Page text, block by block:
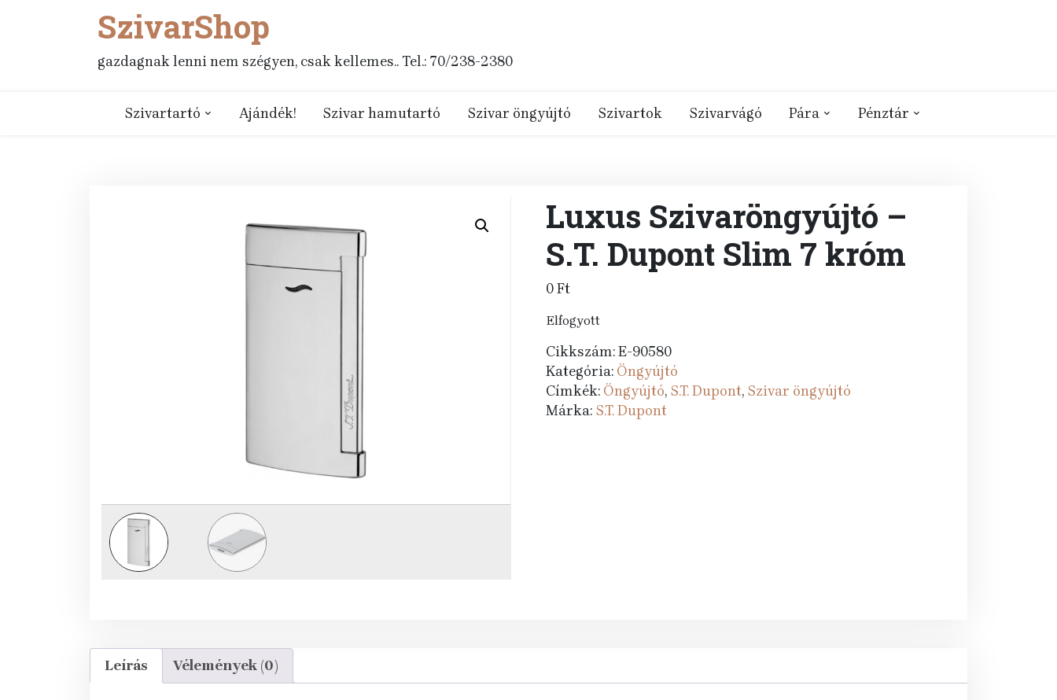
SzivarShop
gazdagnak lenni nem szégyen, csak kellemes.. Tel.: 70/238-2380
Szivartartó Ajándék! Szivar hamutartó Szivar öngyújtó Szivartok Szivarvágó Pára Pénztár
Luxus Szivaröngyújtó –
S.T. Dupont Slim 7 króm
0Ft
Elfogyott
Cikkszám:E-90580
Kategória: Öngyújtó
Címkék: Öngyújtó, S.T. Dupont, Szivar öngyújtó
Márka: S.T. Dupont
Leírás Vélemények (0)